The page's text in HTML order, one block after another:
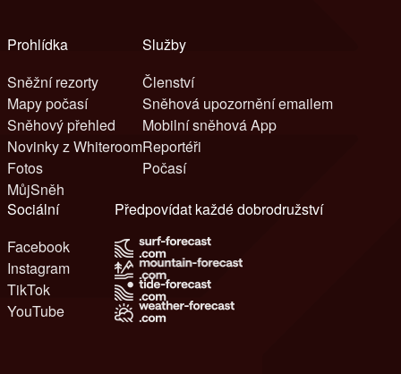
Prohlídka
Sněžní rezorty
Mapy počasí
Sněhový přehled
Novinky z Whiteroom
Fotos
MůjSněh
Služby
Členství
Sněhová upozornění emailem
Mobilní sněhová App
Reportéři
Počasí
Sociální
Facebook
Instagram
TikTok
YouTube
Předpovídat každé dobrodružství